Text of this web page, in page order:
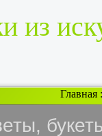
из
Главная